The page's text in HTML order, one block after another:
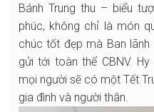
Bánh Trung thu – biểu
phúc, không chỉ là món
chúc tốt đẹp mà Ban
gửi tới toàn thể CBNV.
mọi người sẽ có một Tết
gia đình và người thân.